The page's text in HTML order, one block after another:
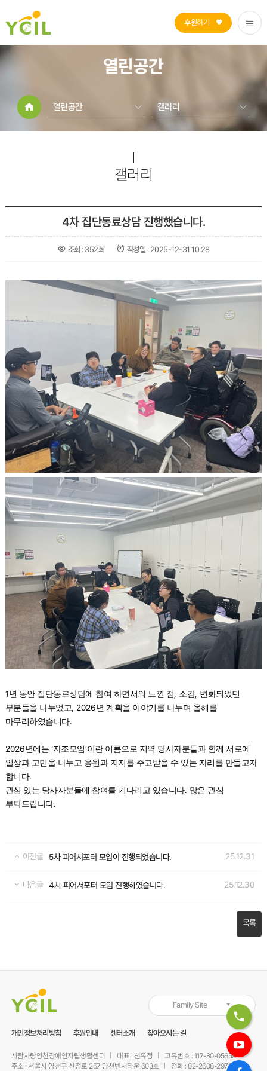
후원하기
열린공간
열린공간 갤러리
갤러리
4차 집단동료상담 진행했습니다.
조회 : 352회 작성일 : 2025-12-31 10:28
1년 동안 집단동료상담에 참여 하면서의 느낀 점 소감, 변화되었던
부분들을 나누었고 , 2026년 계획을 이야기를 나누며 올해를
마무리하였습니다.
2026년에는 ‘자조모임’이란 이름으로 지역 당사자분들과 함께 서로에
일상과 고민을 나누고 응원과 지지를 주고받을 수 있는 자리를 만들고자
합니다.
관심 있는 당사자분들에 참여를 기다리고 있습니다. 많은 관심
부탁드립니다.
이전글 5차 피어서포터 모임이 진행되었습니다. 25.12.31
다음글 4차 피어서포터 모임 진행하였습니다. 25.12.30
목록
개인정보처리방침 후원안내 센터소개 찾아오시는 길
사람사랑양천장애인자립생활센터 대표 : 천유정
고유번호 : 117-80-05659
주소 : 서울시 양천구 신정로 267 양천벤처타운 603호
전화 : 02-2608-2979
Family Site